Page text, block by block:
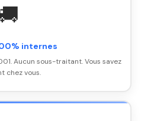
internes
Aucun sous-traitant. Vous savez
chez vous.